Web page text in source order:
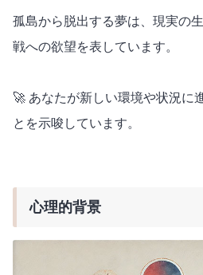
孤島から脱出する夢は、現実の
戦への欲望を表しています。
🚀 あなたが新しい環境や状況に
とを示唆しています。
心理的背景